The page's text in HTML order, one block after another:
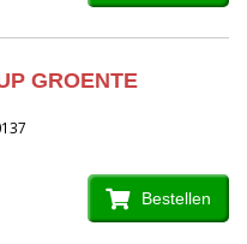
GROENTE
Bestellen